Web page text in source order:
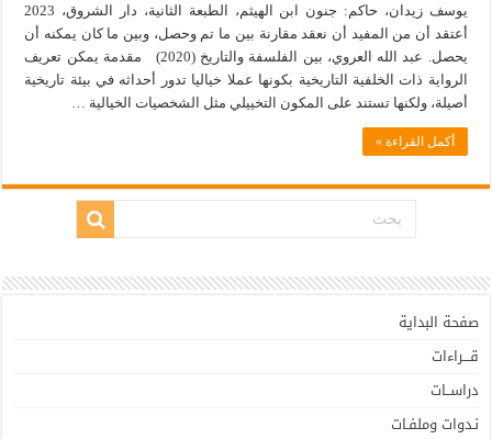
يوسف زيدان، حاكم: جنون ابن الهيثم، الطبعة الثانية، دار الشروق، 2023
أعتقد أن من المفيد أن نعقد مقارنة بين ما تم وحصل، وبين ما كان يمكنه أن
يحصل. عبد الله العروي، بين الفلسفة والتاريخ (2020) مقدمة يمكن تعريف
الرواية ذات الخلفية التاريخية بكونها عملا خياليا تدور أحداثه في بيئة تاريخية
أصيلة، ولكنها تستند على المكون التخييلي مثل الشخصيات الخيالية …
أكمل القراءة »
صفحة البداية
قـــراءات
دراســات
نـدوات وملفـات